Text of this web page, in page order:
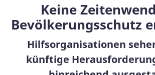
Keine
Bevölkerungsschutz
Hilfsorganisationen
künftige